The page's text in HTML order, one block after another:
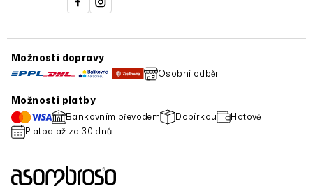
Možnosti dopravy
Osobní odběr
Možnosti platby
Bankovním převodem Dobírkou
Hotově
Platba až za 30 dnů